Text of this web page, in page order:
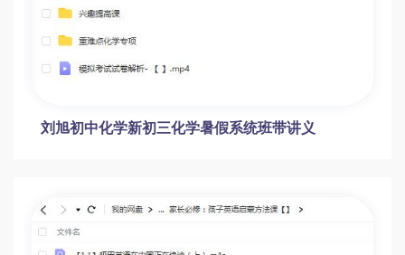
刘旭初中化学新初三化学暑假系统班带讲义